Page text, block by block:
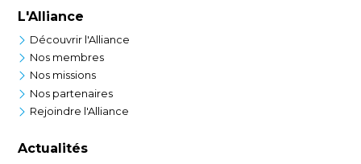
L'Alliance
Découvrir l'Alliance
Nos membres
Nos missions
Nos partenaires
Rejoindre l'Alliance
Actualités